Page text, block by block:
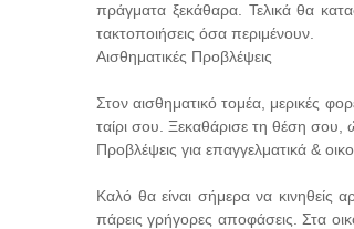
πράγματα ξεκάθαρα. Τελικά θα
τακτοποιήσεις όσα περιμένουν.
Αισθηματικές Προβλέψεις
Στον αισθηματικό τομέα, μερικές
ταίρι σου. Ξεκαθάρισε τη θέση σου,
Προβλέψεις για επαγγελματικά &
Καλό θα είναι σήμερα να κινηθείς
πάρεις γρήγορες αποφάσεις. Στα